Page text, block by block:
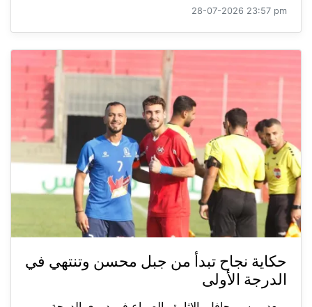
28-07-2026 23:57 pm
حكاية نجاح تبدأ من جبل محسن وتنتهي في
الدرجة الأولى